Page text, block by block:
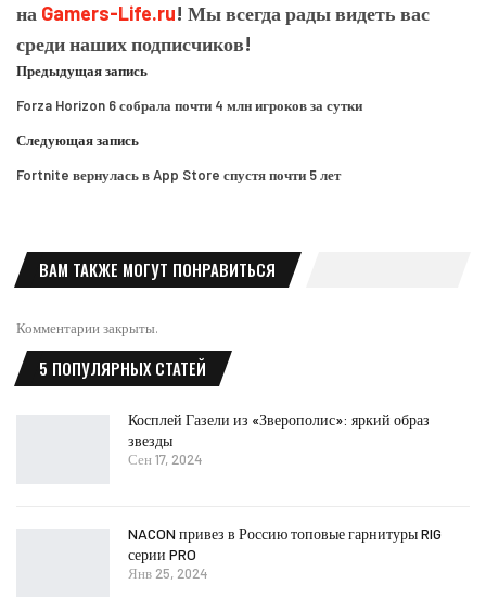
на Gamers-Life.ru! Мы всегда рады видеть вас
среди наших подписчиков!
Предыдущая запись
Forza Horizon 6 собрала почти 4 млн игроков за сутки
Следующая запись
Fortnite вернулась в App Store спустя почти 5 лет
ВАМ ТАКЖЕ МОГУТ ПОНРАВИТЬСЯ
Комментарии закрыты.
5 ПОПУЛЯРНЫХ СТАТЕЙ
Косплей Газели из «Зверополис»: яркий образ
звезды
Сен 17, 2024
NACON привез в Россию топовые гарнитуры RIG
серии PRO
Янв 25, 2024